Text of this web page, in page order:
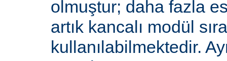
olmuştur; daha fazla
artık kancalı modül
kullanılabilmektedir.